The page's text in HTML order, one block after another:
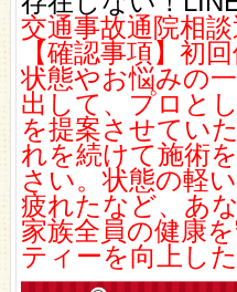
交通事故通院相談
【確認事項】初
状態やお悩みの
出して、プロと
を提案させてい
れを続けて施術
さい。状態の軽
疲れたなど、あ
家族全員の健康
ティーを向上し